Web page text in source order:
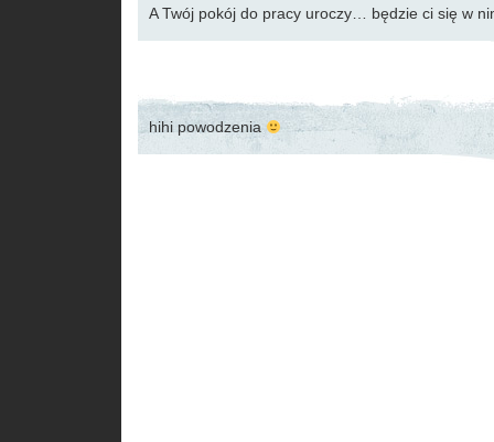
A Twój pokój do pracy uroczy… będzie ci się w
hihi powodzenia